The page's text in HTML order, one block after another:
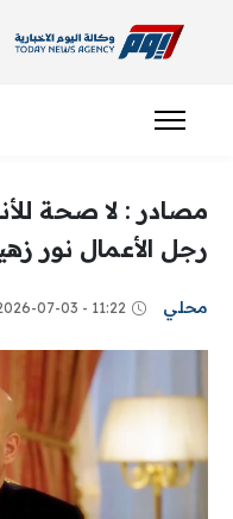
مصادر : لا صحة
رجل الأعمال نور
محلي 11:22 - 2026-07-03